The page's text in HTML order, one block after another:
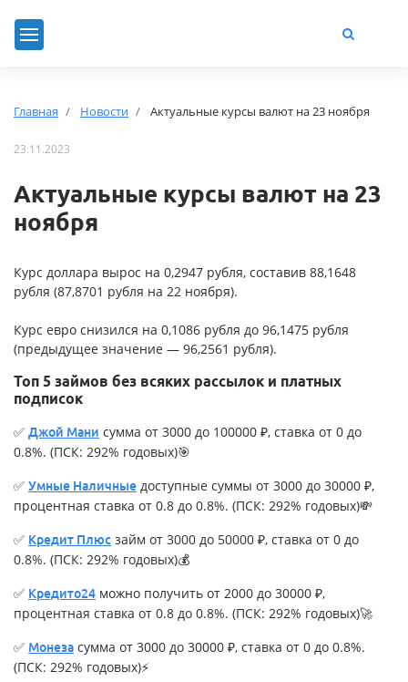
Главная Новости Актуальные курсы валют на 23 ноября
23.11.2023
Актуальные курсы валют на 23
ноября
Курс доллара вырос на 0,2947 рубля, составив 88,1648
рубля (87,8701 рубля на 22 ноября).
Курс евро снизился на 0,1086 рубля до 96,1475 рубля
(предыдущее значение — 96,2561 рубля).
Топ 5 займов без всяких рассылок и платных
подписок
✅ Джой Мани сумма от 3000 до 100000 ₽, ставка от 0 до
0.8%. (ПСК: 292% годовых)🎯
✅ Умные Наличные доступные суммы от 3000 до 30000 ₽,
процентная ставка от 0.8 до 0.8%. (ПСК: 292% годовых)💸
✅ Кредит Плюс займ от 3000 до 50000 ₽, ставка от 0 до
0.8%. (ПСК: 292% годовых)💰
✅ Кредито24 можно получить от 2000 до 30000 ₽,
процентная ставка от 0.8 до 0.8%. (ПСК: 292% годовых)🚀
✅ Монеза сумма от 3000 до 30000 ₽, ставка от 0 до 0.8%.
(ПСК: 292% годовых)⚡